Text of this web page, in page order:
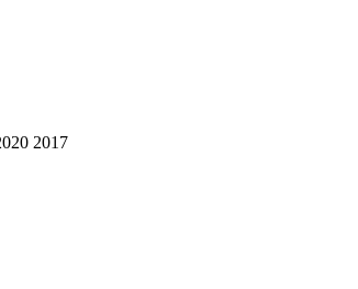
2017